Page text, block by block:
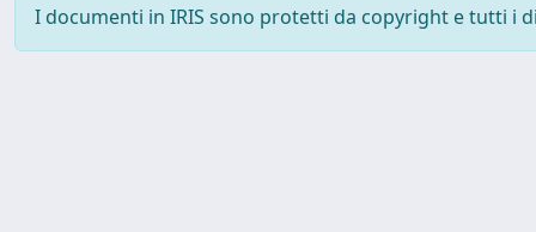
I documenti in IRIS sono protetti da copyright e tutti i